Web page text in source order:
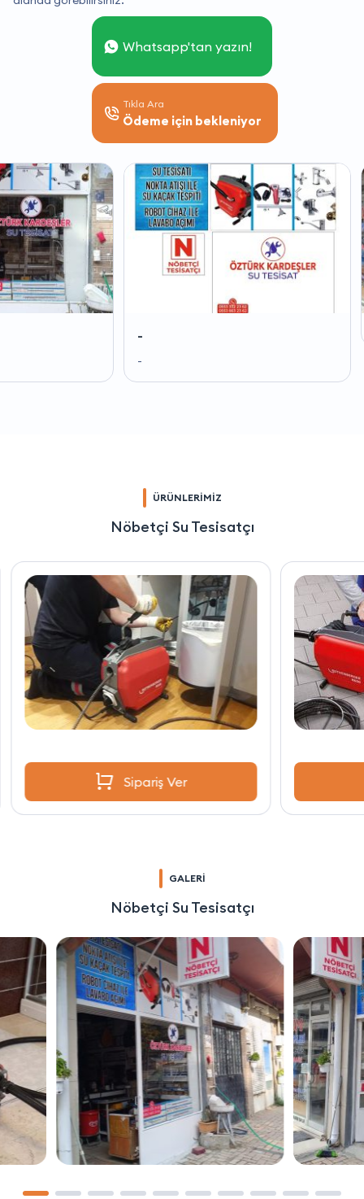
Whatsapp'tan yazın!
Tıkla Ara
Ödeme için bekleniyor
ÜRÜNLERİMİZ
Nöbetçi Su Tesisatçı
Sipariş Ver
GALERİ
Nöbetçi Su Tesisatçı